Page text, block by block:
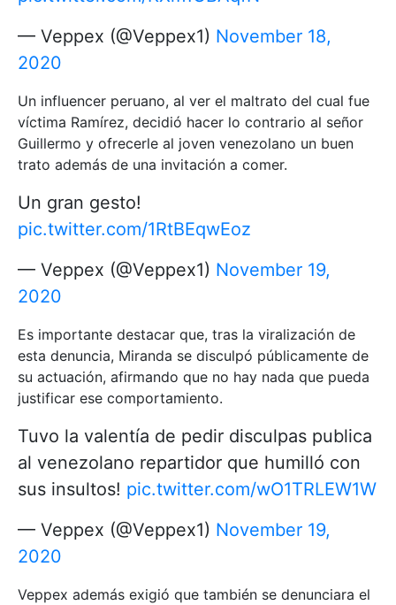
— Veppex (@Veppex1) November 18,
2020
Un influencer peruano, al ver el maltrato del cual fue
víctima Ramírez, decidió hacer lo contrario al señor
Guillermo y ofrecerle al joven venezolano un buen
trato además de una invitación a comer.
Un gran gesto!
pic.twitter.com/1RtBEqwEoz
— Veppex (@Veppex1) November 19,
2020
Es importante destacar que, tras la viralización de
esta denuncia, Miranda se disculpó públicamente de
su actuación, afirmando que no hay nada que pueda
justificar ese comportamiento.
Tuvo la valentía de pedir disculpas publica
al venezolano repartidor que humilló con
sus insultos! pic.twitter.com/wO1TRLEW1W
— Veppex (@Veppex1) November 19,
2020
Veppex además exigió que también se denunciara el